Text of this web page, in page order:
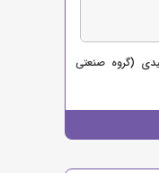
(گروه صنعتی